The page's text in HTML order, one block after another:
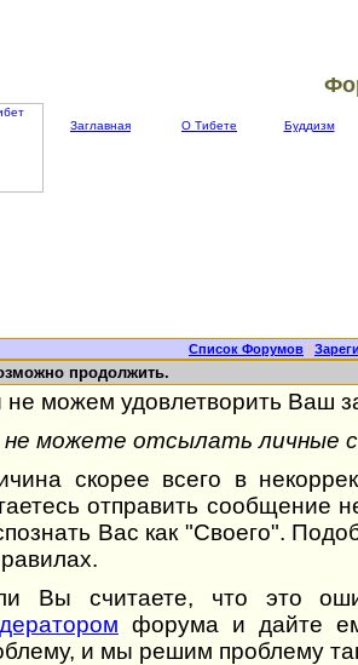
Заглавная О Тибете Буддизм
Список Форумов |
продолжить.
можем удовлетворить Ваш
можете отсылать личные
скорее всего в
отправить сообщение
Вас как "Своего".
Вы считаете, что это
форума и дайте
и мы решим проблему